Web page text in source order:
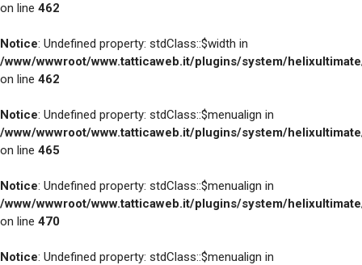
on line 462
Notice: Undefined property: stdClass::$width in
/www/wwwroot/www.tatticaweb.it/plugins/system/
on line 462
Notice: Undefined property: stdClass::$menualign in
/www/wwwroot/www.tatticaweb.it/plugins/system/
on line 465
Notice: Undefined property: stdClass::$menualign in
/www/wwwroot/www.tatticaweb.it/plugins/system/
on line 470
Notice: Undefined property: stdClass::$menualign in